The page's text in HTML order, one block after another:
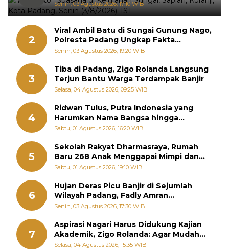
Senin, 03 Agustus 2026, 17:10 WIB
2
Viral Ambil Batu di Sungai Gunung Nago,
Polresta Padang Ungkap Fakta
Sebenarnya
Senin, 03 Agustus 2026, 19:20 WIB
3
Tiba di Padang, Zigo Rolanda Langsung
Terjun Bantu Warga Terdampak Banjir
Selasa, 04 Agustus 2026, 09:25 WIB
4
Ridwan Tulus, Putra Indonesia yang
Harumkan Nama Bangsa hingga
Diabadikan dalam Buku Jepang
Sabtu, 01 Agustus 2026, 16:20 WIB
5
Sekolah Rakyat Dharmasraya, Rumah
Baru 268 Anak Menggapai Mimpi dan
Memutus Rantai Kemiskinan
Sabtu, 01 Agustus 2026, 19:10 WIB
6
Hujan Deras Picu Banjir di Sejumlah
Wilayah Padang, Fadly Amran
Perintahkan OPD Siaga
Senin, 03 Agustus 2026, 17:30 WIB
7
Aspirasi Nagari Harus Didukung Kajian
Akademik, Zigo Rolanda: Agar Mudah
Diperjuangkan di Kementerian
Selasa, 04 Agustus 2026, 15:35 WIB